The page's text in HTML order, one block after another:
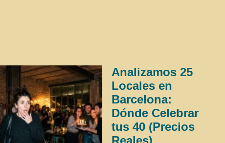
Analizamos 25
Locales en
Barcelona:
Dónde Celebrar
tus 40 (Precios
Reales)